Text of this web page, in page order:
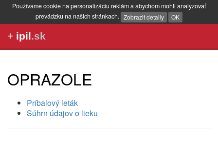
Používame cookie na personalizáciu reklám a abychom mohli analyzovať
prevádzku na našich stránkach. Zobrazit detaily OK
+ ipil.sk
OPRAZOLE
Príbalový leták
Súhrn údajov o lieku